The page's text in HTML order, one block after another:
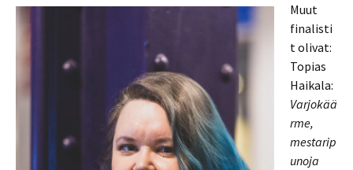
Muut
finalisti
t olivat:
Topias
Haikala:
Varjokää
rme,
mestarip
unoja